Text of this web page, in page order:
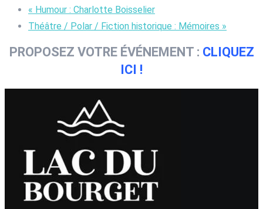
« Humour : Charlotte Boisselier
Théâtre / Polar / Fiction historique : Mémoires »
PROPOSEZ VOTRE ÉVÉNEMENT : CLIQUEZ
ICI !